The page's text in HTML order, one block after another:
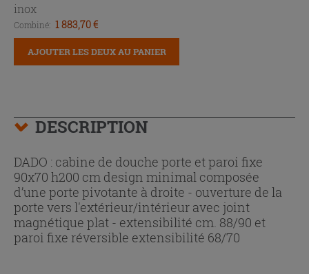
inox
Combiné: 1 883,70 €
AJOUTER LES DEUX AU PANIER
DESCRIPTION
DADO : cabine de douche porte et paroi fixe
90x70 h200 cm design minimal composée
d’une porte pivotante à droite - ouverture de la
porte vers l'extérieur/intérieur avec joint
magnétique plat - extensibilité cm. 88/90 et
paroi fixe réversible extensibilité 68/70